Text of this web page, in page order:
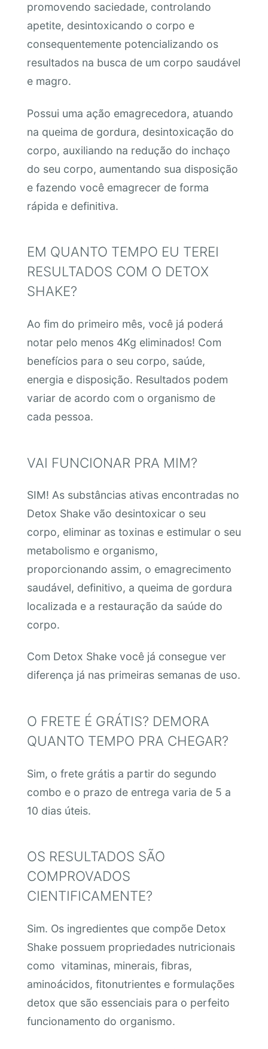
promovendo saciedade, controlando
apetite, desintoxicando o corpo e
consequentemente potencializando os
resultados na busca de um corpo saudável
e magro.
Possui uma ação emagrecedora, atuando
na queima de gordura, desintoxicação do
corpo, auxiliando na redução do inchaço
do seu corpo, aumentando sua disposição
e fazendo você emagrecer de forma
rápida e definitiva.
EM QUANTO TEMPO EU TEREI
RESULTADOS COM O DETOX
SHAKE?
Ao fim do primeiro mês, você já poderá
notar pelo menos 4Kg eliminados! Com
benefícios para o seu corpo, saúde,
energia e disposição. Resultados podem
variar de acordo com o organismo de
cada pessoa.
VAI FUNCIONAR PRA MIM?
SIM! As substâncias ativas encontradas no
Detox Shake vão desintoxicar o seu
corpo, eliminar as toxinas e estimular o seu
metabolismo e organismo,
proporcionando assim, o emagrecimento
saudável, definitivo, a queima de gordura
localizada e a restauração da saúde do
corpo.
Com Detox Shake você já consegue ver
diferença já nas primeiras semanas de uso.
O FRETE É GRÁTIS? DEMORA
QUANTO TEMPO PRA CHEGAR?
Sim, o frete grátis a partir do segundo
combo e o prazo de entrega varia de 5 a
10 dias úteis.
OS RESULTADOS SÃO
COMPROVADOS
CIENTIFICAMENTE?
Sim. Os ingredientes que compõe Detox
Shake possuem propriedades nutricionais
como vitaminas, minerais, fibras,
aminoácidos, fitonutrientes e formulações
detox que são essenciais para o perfeito
funcionamento do organismo.